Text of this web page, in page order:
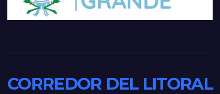
CORREDOR DEL LITORAL